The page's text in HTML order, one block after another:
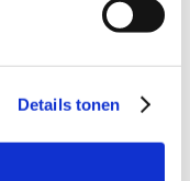
Details tonen